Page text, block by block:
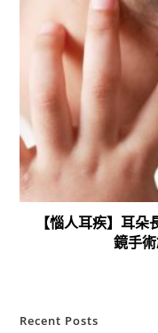
【惱人耳疾】耳
鏡手
Recent Posts